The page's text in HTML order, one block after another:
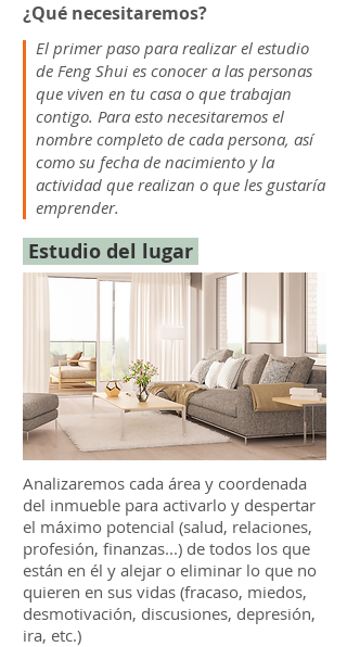
¿Qué necesitaremos?
El primer paso para realizar el estudio
de Feng Shui es conocer a las personas
que viven en tu casa o que trabajan
contigo. Para esto necesitaremos el
nombre completo de cada persona, así
como su fecha de nacimiento y la
actividad que realizan o que les gustaría
emprender.
Estudio del lugar
Analizaremos cada área y coordenada
del inmueble para activarlo y despertar
el máximo potencial (salud, relaciones,
profesión, finanzas...) de todos los que
están en él y alejar o eliminar lo que no
quieren en sus vidas (fracaso, miedos,
desmotivación, discusiones, depresión,
ira, etc.)